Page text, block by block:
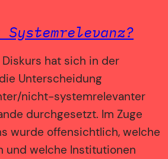
Systemrelevanz?
hat sich in der
Unterscheidung
nicht-systemrelevanter
durchgesetzt. Im Zuge
wurde offensichtlich, welche
und welche Institutionen